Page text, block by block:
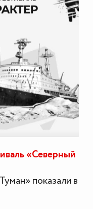
«Северный
показали в